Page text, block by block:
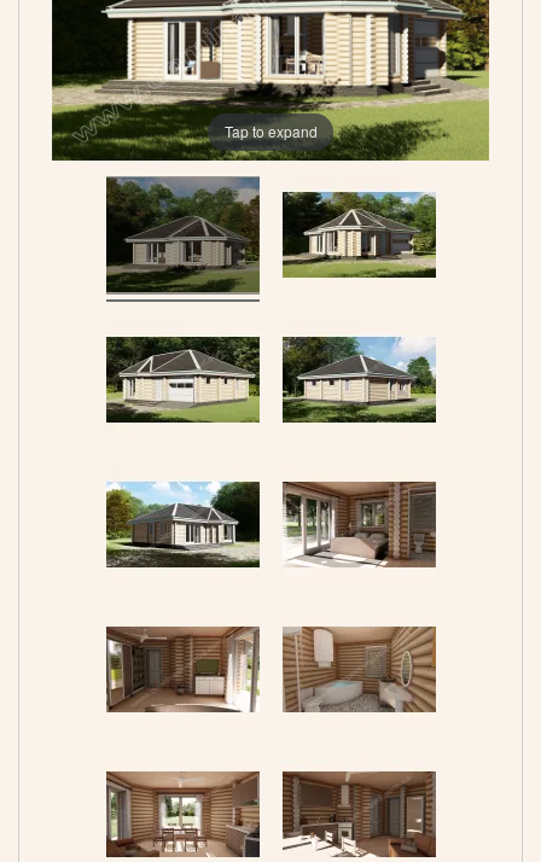
Tap to expand